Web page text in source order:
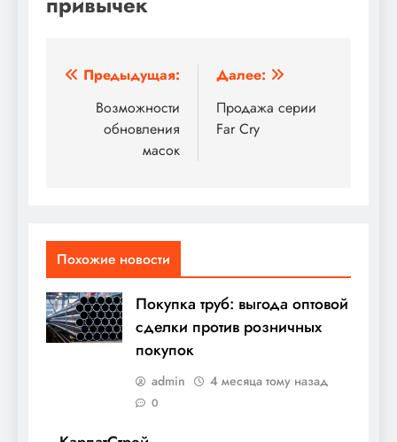
Навигация
записям
Предыдущая:
Возможности
обновления
масок
Далее:
Продажа серии
Far Cry
Похожие новости
Покупка труб: выгода оптовой
сделки против розничных
покупок
admin 4 месяца тому назад
0